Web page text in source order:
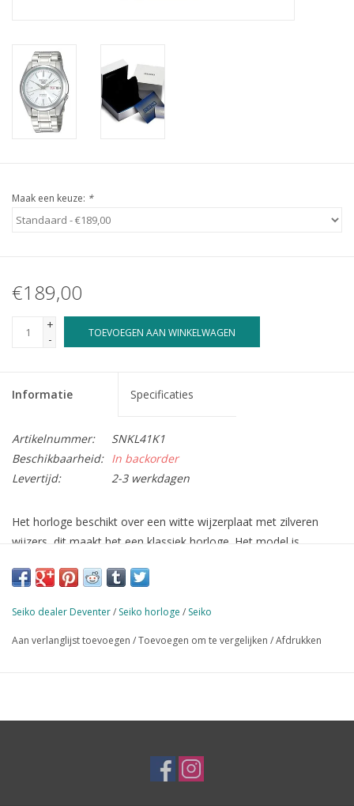
Maak een keuze: *
€189,00
+
-
TOEVOEGEN AAN WINKELWAGEN
Informatie Specificaties
Artikelnummer:
SNKL41K1
Beschikbaarheid: In backorder
Levertijd:
2-3 werkdagen
Het horloge beschikt over een witte wijzerplaat met zilveren
wijzers, dit maakt het een klassiek horloge. Het model is
beschikt over een quartz uurwerk. Daarnaast beschikt het
waterdicht (regen- en spatwaterdicht).
Voor 17:00 uur besteld, is de volgende dag nog in huis*
artikel op voorraad is en op de werkdagen dinsdag t/m
Seiko dealer Deventer/ Seiko horloge / Seiko
Aan verlanglijst toevoegen /Toevoegen om te vergelijken /Afdrukken